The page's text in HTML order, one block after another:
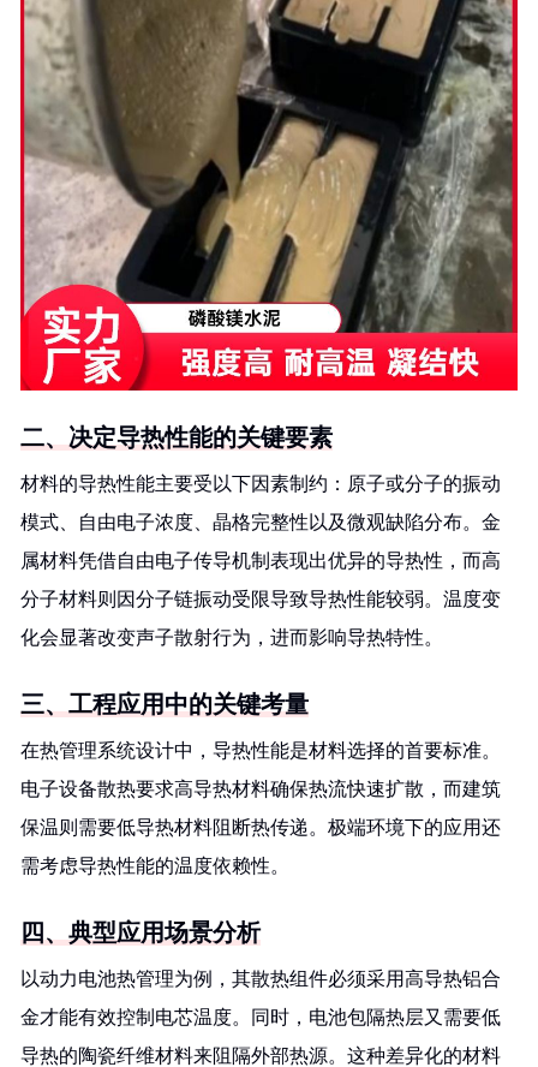
二、决定导热性能的关键要素
材料的导热性能主要受以下因素制约：原子或分子的振动
模式、自由电子浓度、晶格完整性以及微观缺陷分布。金
属材料凭借自由电子传导机制表现出优异的导热性，而高
分子材料则因分子链振动受限导致导热性能较弱。温度变
化会显著改变声子散射行为，进而影响导热特性。
三、工程应用中的关键考量
在热管理系统设计中，导热性能是材料选择的首要标准。
电子设备散热要求高导热材料确保热流快速扩散，而建筑
保温则需要低导热材料阻断热传递。极端环境下的应用还
需考虑导热性能的温度依赖性。
四、典型应用场景分析
以动力电池热管理为例，其散热组件必须采用高导热铝合
金才能有效控制电芯温度。同时，电池包隔热层又需要低
导热的陶瓷纤维材料来阻隔外部热源。这种差异化的材料